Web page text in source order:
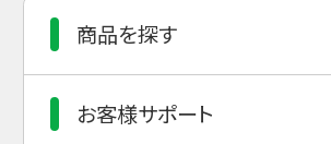
商品を探す
お客様サポート